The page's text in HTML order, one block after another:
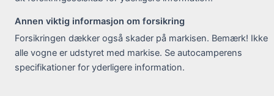
Annen viktig informasjon om forsikring
Forsikringen dækker også skader på markisen. Bemærk! Ikke
alle vogne er udstyret med markise. Se autocamperens
specifikationer for yderligere information.